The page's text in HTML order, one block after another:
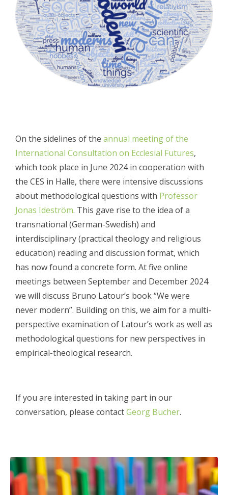
On the sidelines of the annual meeting of the
International Consultation on Ecclesial Futures,
which took place in June 2024 in cooperation with
the CES in Halle, there were intensive discussions
about methodological questions with Professor
Jonas Ideström. This gave rise to the idea of a
transnational (German-Swedish) and
interdisciplinary (practical theology and religious
education) reading and discussion format, which
has now found a concrete form. At five online
meetings between September and December 2024
we will discuss Bruno Latour’s book “We were
never modern”. Building on this, we aim for a multi-
perspective examination of Latour’s work as well as
methodological questions for new perspectives in
empirical-theological research.
If you are interested in taking part in our
conversation, please contactGeorg Bucher.